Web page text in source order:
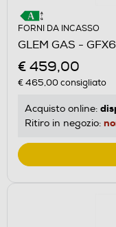
FORNI DA INCASSO
GLEM GAS -
€ 459,00
€ 465,00consigliato
Acquisto online:
Ritiro in negozio: